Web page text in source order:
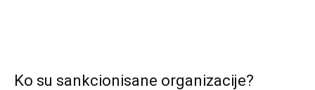
Ko su sankcionisane organizacije?